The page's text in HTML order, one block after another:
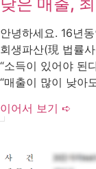
안녕하세요. 16년
회생파산(現 법률
“소득이 있어야 된
“매출이 많이 낮아
이어서 보기 ➪